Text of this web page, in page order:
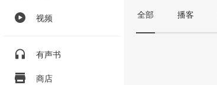
视频
有声书
商店
全部 播客